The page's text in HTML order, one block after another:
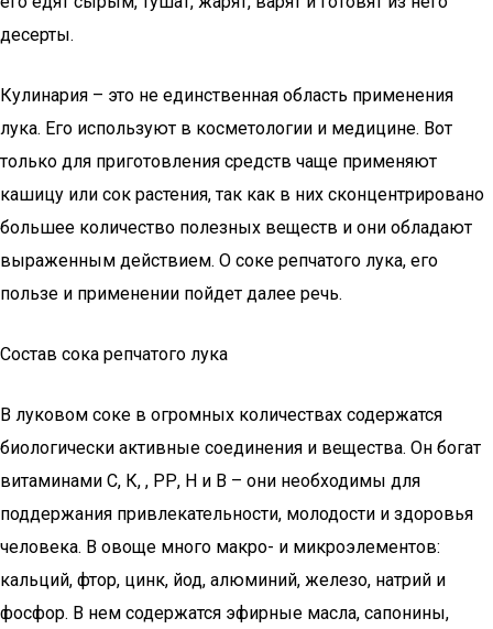
десерты.
Кулинария – это не единственная область применения
лука. Его используют в косметологии и медицине. Вот
только для приготовления средств чаще применяют
кашицу или сок растения, так как в них сконцентрировано
большее количество полезных веществ и они обладают
выраженным действием. О соке репчатого лука, его
пользе и применении пойдет далее речь.
Состав сока репчатого лука
В луковом соке в огромных количествах содержатся
биологически активные соединения и вещества. Он богат
витаминами С, К, , РР, Н и В – они необходимы для
поддержания привлекательности, молодости и здоровья
человека. В овоще много макро- и микроэлементов:
кальций, фтор, цинк, йод, алюминий, железо, натрий и
фосфор. В нем содержатся эфирные масла, сапонины,